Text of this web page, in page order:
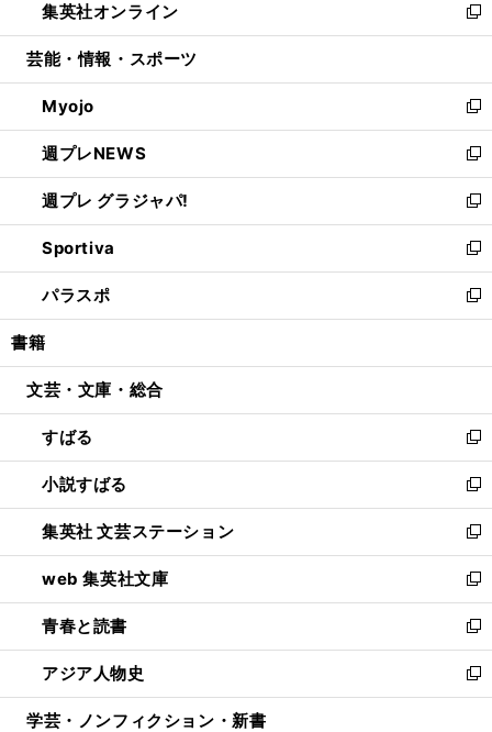
く
で
開
ド
ウ
開
く
ィ
ン
ウ
で
開
く
い
ウ
ン
ド
ウ
で
開
く
集英社オンライン
新
し
ウ
ィ
ン
ド
ウ
で
開
く
芸能・情報・スポーツ
Myojo
新
し
い
ウ
ィ
ン
ド
ウ
で
開
週プレNEWS
新
し
い
ウ
ィ
ン
ド
ウ
開
週プレ グラジャパ!
新
し
い
ウ
ィ
ン
ウ
開
く
Sportiva
新
し
い
ウ
ン
ウ
で
開
く
パラスポ
新
し
ウ
ン
ド
ウ
で
開
く
書籍
文芸・文庫・総合
すばる
新
し
い
ウ
ィ
ン
ド
ウ
で
開
く
小説すばる
新
し
い
ウ
ィ
ン
ド
ウ
で
開
集英社 文芸ステーション
新
し
い
ウ
ィ
ン
ド
ウ
web 集英社文庫
新
し
い
ウ
ィ
ン
青春と読書
新
し
い
ウ
アジア人物史
新
し
学芸・ノンフィクション・新書